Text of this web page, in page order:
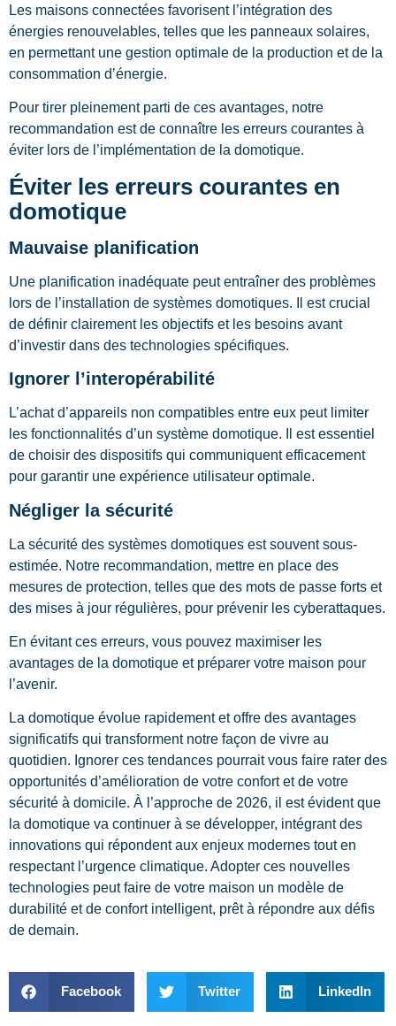
Les maisons connectées favorisent l’intégration des
énergies renouvelables, telles que les panneaux solaires,
en permettant une gestion optimale de la production et de la
consommation d’énergie.
Pour tirer pleinement parti de ces avantages, notre
recommandation est de connaître les erreurs courantes à
éviter lors de l’implémentation de la domotique.
Éviter les erreurs courantes en
domotique
Mauvaise planification
Une planification inadéquate peut entraîner des problèmes
lors de l’installation de systèmes domotiques. Il est crucial
de définir clairement les objectifs et les besoins avant
d’investir dans des technologies spécifiques.
Ignorer l’interopérabilité
L’achat d’appareils non compatibles entre eux peut limiter
les fonctionnalités d’un système domotique. Il est essentiel
de choisir des dispositifs qui communiquent efficacement
pour garantir une expérience utilisateur optimale.
Négliger la sécurité
La sécurité des systèmes domotiques est souvent sous-
estimée. Notre recommandation, mettre en place des
mesures de protection, telles que des mots de passe forts et
des mises à jour régulières, pour prévenir les cyberattaques.
En évitant ces erreurs, vous pouvez maximiser les
avantages de la domotique et préparer votre maison pour
l’avenir.
La domotique évolue rapidement et offre des avantages
significatifs qui transforment notre façon de vivre au
quotidien. Ignorer ces tendances pourrait vous faire rater des
opportunités d’amélioration de votre confort et de votre
sécurité à domicile. À l’approche de 2026, il est évident que
la domotique va continuer à se développer, intégrant des
innovations qui répondent aux enjeux modernes tout en
respectant l’urgence climatique. Adopter ces nouvelles
technologies peut faire de votre maison un modèle de
durabilité et de confort intelligent, prêt à répondre aux défis
de demain.
Facebook Twitter LinkedIn